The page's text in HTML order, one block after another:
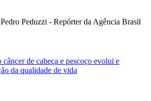
Pedro Peduzzi - Repórter da Agência Brasil